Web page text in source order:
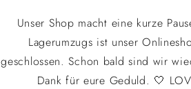
Unser Shop macht eine kurze
Lagerumzugs ist unser
geschlossen. Schon bald sind wir
Dank für eure Geduld. 🤍